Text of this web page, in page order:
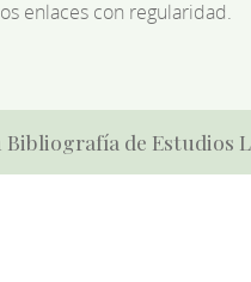
enlaces con regularidad.
de Estudios